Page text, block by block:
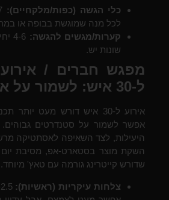
כלי הגשה (כפות/מלקחיים):
לכל מנה שמוגשת בבופה או
קערות/מגשים להגשה:
4-6
שונות יש.
מפגש חברים /
ל-30 איש: לשמור על איזון
אירוע ל-30 איש דורש מעט יותר
אפשר לשמור על סטנדרטים גבוהים.
היעילות, לצד השאיפה לאסתטיקה
השקת מוצר בסטארט-אפ, מסיבת יום
שדורש קייטרינג גורמה עם טאץ' מיוחד.
צלחות עיקריות (ראשיות):